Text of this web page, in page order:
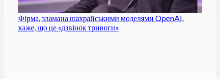
Фірма, зламана шахрайськими моделями OpenAI,
каже, що це «дзвінок тривоги»